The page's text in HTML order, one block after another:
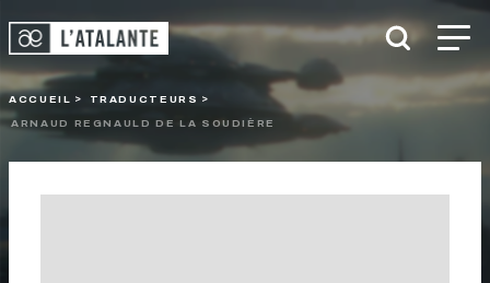
ACCUEIL
TRADUCTEURS
ARNAUD REGNAULD DE LA SOUDIÈRE